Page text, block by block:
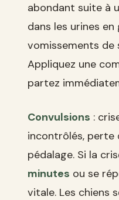
abondant suite à
dans les urines
vomissements de
Appliquez une
partez
Convulsions :
incontrôlés, perte
pédalage. Si la
minutes ou se
vitale. Les chiens